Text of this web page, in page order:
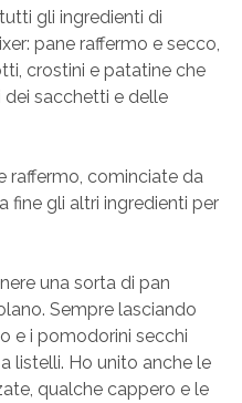
gli ingredienti di
pane raffermo e secco,
crostini e patatine che
sacchetti e delle
raffermo, cominciate da
fine gli altri ingredienti per
una sorta di pan
Sempre lasciando
e i pomodorini secchi
listelli. Ho unito anche le
qualche cappero e le